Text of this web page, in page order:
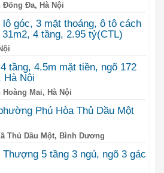
Đống Đa, Hà Nội
góc, 3 mặt thoáng, ô tô cách
4 tầng, 2.95 tỷ(CTL)
tầng, 4.5m mặt tiền, ngõ 172
Hà Nội
Hoàng Mai, Hà Nội
Phú Hòa Thủ Dầu Một
Thủ Dầu Một, Bình Dương
5 tầng 3 ngủ, ngõ 3 gác